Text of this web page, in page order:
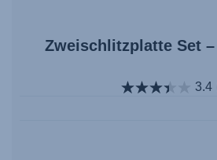
Zweischlitzplatte Set –
3.4